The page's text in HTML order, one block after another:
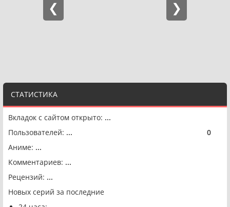
СТАТИСТИКА
Вкладок с сайтом открыто: ...
Пользователей: ... 0
Аниме: ...
Комментариев: ...
Рецензий: ...
Новых серий за последние